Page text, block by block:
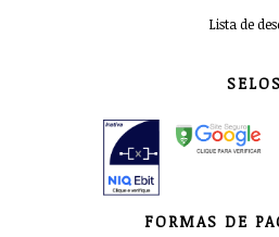
Lista de
SELOS
FORMAS DE